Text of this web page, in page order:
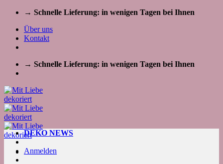
Zum
springen
→ Schnelle Lieferung: in wenigen Tagen bei Ihnen
Über uns
Kontakt
→ Schnelle Lieferung: in wenigen Tagen bei Ihnen
DEKO NEWS
Anmelden